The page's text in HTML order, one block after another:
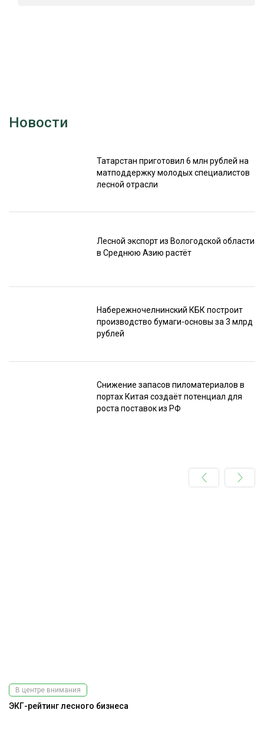
Новости
Татарстан приготовил 6 млн рублей на
матподдержку молодых специалистов
лесной отрасли
Лесной экспорт из Вологодской области
в Среднюю Азию растёт
Набережночелнинский КБК построит
производство бумаги-основы за 3 млрд
рублей
Снижение запасов пиломатериалов в
портах Китая создаёт потенциал для
роста поставок из РФ
В центре внимания
ЭКГ-рейтинг лесного бизнеса